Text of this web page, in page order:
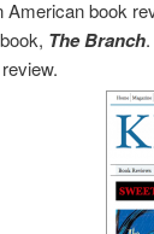
American book
The Branch.